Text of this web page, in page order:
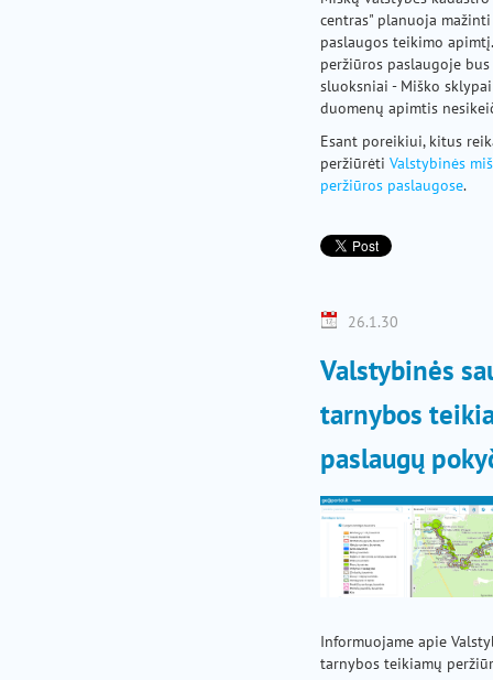
centras" planuoja
paslaugos teikimo
peržiūros paslaugoje
sluoksniai - Miško
duomenų apimtis
Esant poreikiui, kitus
peržiūrėti Valstybinės
peržiūros paslaugose.
26.1.30
Valstybinės
tarnybos
paslaugų
Informuojame apie
tarnybos teikiamų